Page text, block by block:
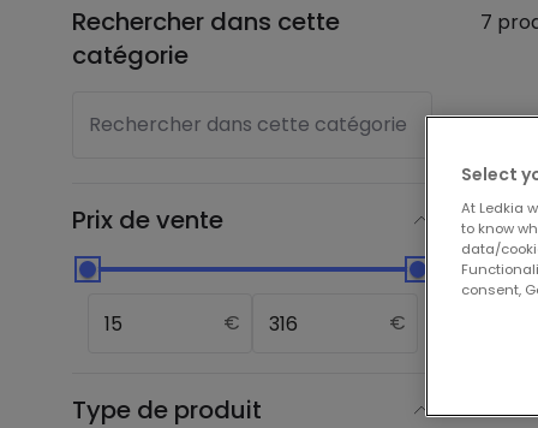
Rechercher dans cette
catégorie
Rechercher dans cette catégorie
Prix de vente
€ €
Type de produit
7
-18%
Select
At Ledkia
to know
data/
consent,